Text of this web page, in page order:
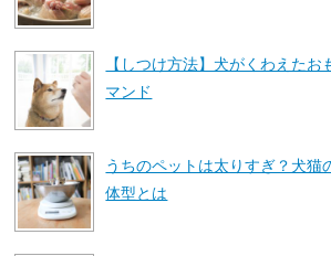
【しつけ方法】犬がくわえたお
マンド
うちのペットは太りすぎ？犬猫
体型とは